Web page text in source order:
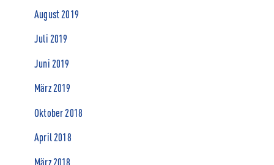
August 2019
Juli 2019
Juni 2019
März 2019
Oktober 2018
April 2018
März 2018